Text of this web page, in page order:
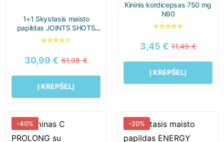
1+1 Skystasis maisto
papildas JOINTS SHOTS
N14+N14
61,98€
30,99 €
Į KREPŠELĮ
Kininis kordicepsas 750 mg
N90
11,49€
3,45 €
Į KREPŠELĮ
-40% -20%